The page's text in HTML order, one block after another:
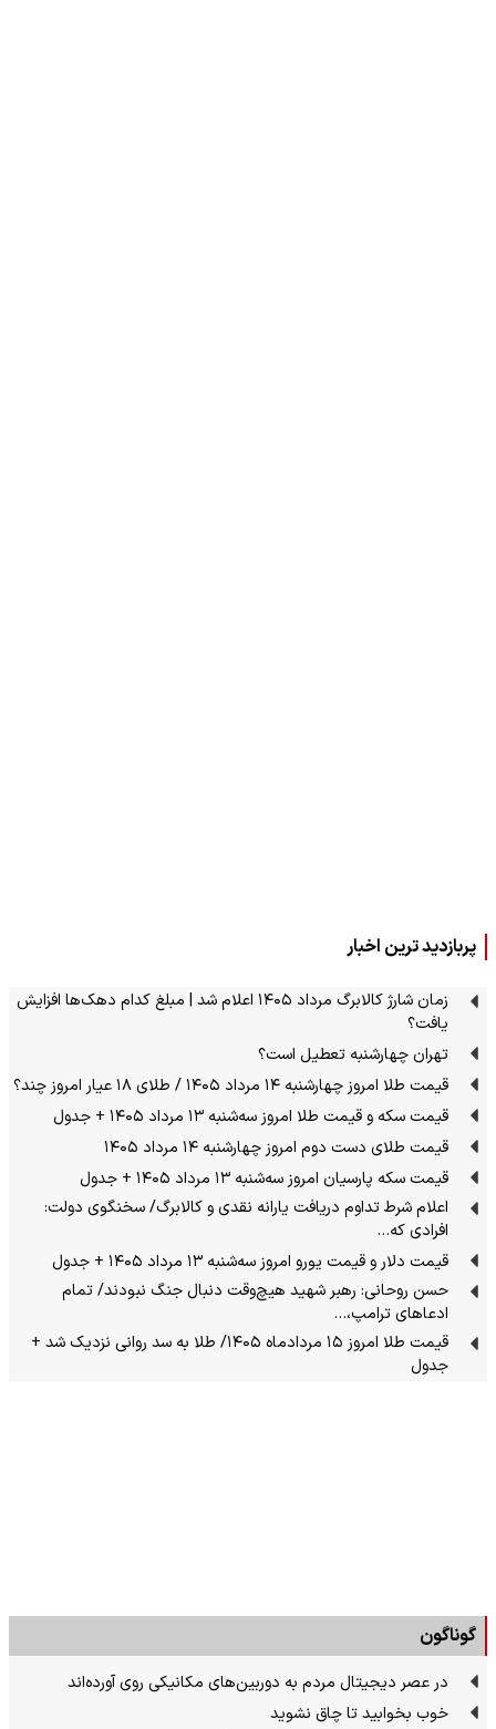
پربازدید ترین اخبار
زمان شارژ کالابرگ مرداد ۱۴۰۵ اعلام شد | مبلغ کدام دهک‌ها افزایش
یافت؟
تهران چهارشنبه تعطیل است؟
قیمت طلا امروز چهارشنبه ۱۴ مرداد ۱۴۰۵ / طلای ۱۸ عیار امروز چند؟
قیمت سکه و قیمت طلا امروز سه‌شنبه ۱۳ مرداد ۱۴۰۵ + جدول
قیمت طلای دست دوم امروز چهارشنبه ۱۴ مرداد ۱۴۰۵
قیمت سکه پارسیان امروز سه‌شنبه ۱۳ مرداد ۱۴۰۵ + جدول
اعلام شرط تداوم دریافت یارانه نقدی و کالابرگ/ سخنگوی دولت:
افرادی که…
قیمت دلار و قیمت یورو امروز سه‌شنبه ۱۳ مرداد ۱۴۰۵ + جدول
حسن روحانی: رهبر شهید هیچ‌وقت دنبال جنگ نبودند/ تمام
ادعاهای ترامپ،…
قیمت طلا امروز ۱۵ مردادماه ۱۴۰۵/ طلا به سد روانی نزدیک شد +
جدول
گوناگون
در عصر دیجیتال مردم به دوربین‌های مکانیکی روی آورده‌اند
خوب بخوابید تا چاق نشوید